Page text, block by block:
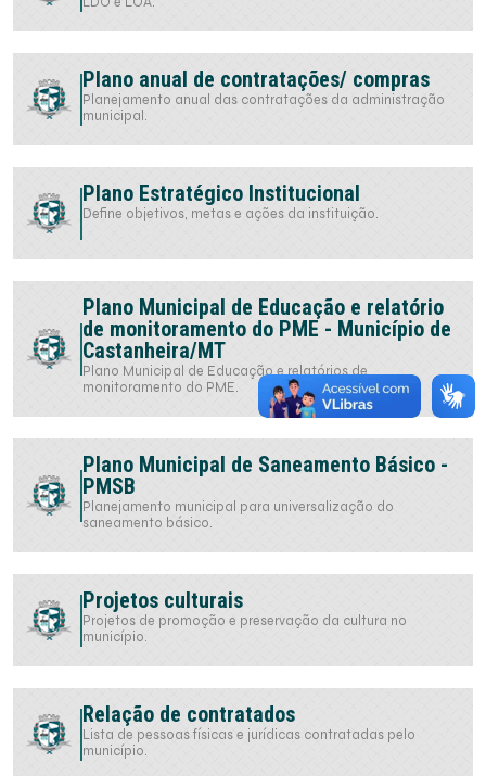
Plano anual de contratações/ compras
Planejamento anual das contratações da administração
municipal.
Plano Estratégico Institucional
Define objetivos, metas e ações da instituição.
Plano Municipal de Educação e relatório
de monitoramento do PME - Município de
Castanheira/MT
Plano Municipal de Educação e relatórios de
monitoramento do PME.
Plano Municipal de Saneamento Básico -
PMSB
Planejamento municipal para universalização do
saneamento básico.
Projetos culturais
Projetos de promoção e preservação da cultura no
município.
Relação de contratados
Lista de pessoas físicas e jurídicas contratadas pelo
município.